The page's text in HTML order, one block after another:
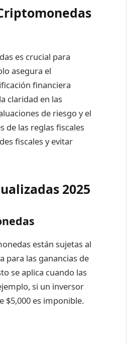
es crucial para
asegura el
financiera
claridad en las
de riesgo y el
de las reglas fiscales
fiscales y evitar
2025
están sujetas al
para las ganancias de
se aplica cuando las
si un inversor
$5,000 es imponible.